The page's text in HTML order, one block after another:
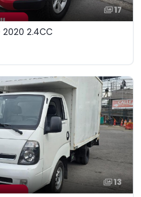
17
2020 2.4CC
13